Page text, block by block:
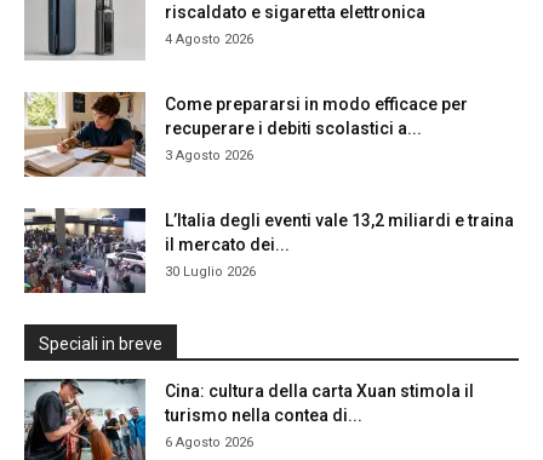
riscaldato e sigaretta elettronica
4 Agosto 2026
Come prepararsi in modo efficace per
recuperare i debiti scolastici a...
3 Agosto 2026
L’Italia degli eventi vale 13,2 miliardi e traina
il mercato dei...
30 Luglio 2026
Speciali in breve
Cina: cultura della carta Xuan stimola il
turismo nella contea di...
6 Agosto 2026